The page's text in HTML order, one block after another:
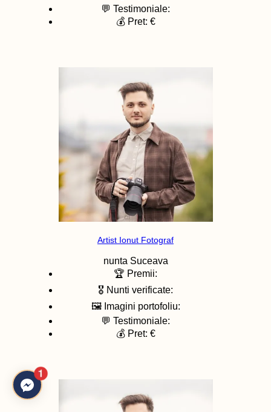
💬 Testimoniale:
💰 Pret: €
Artist Ionut Fotograf
nunta Suceava
🏆 Premii:
🎖️ Nunti verificate:
🖼️ Imagini portofoliu:
💬 Testimoniale:
💰 Pret: €